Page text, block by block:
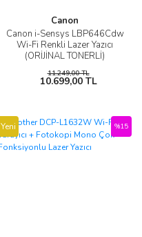
Canon
Canon i-Sensys LBP646Cdw
Wi-Fi Renkli Lazer Yazıcı
(ORİJİNAL TONERLİ)
11.249,00 TL
10.699,00 TL
Yeni %15